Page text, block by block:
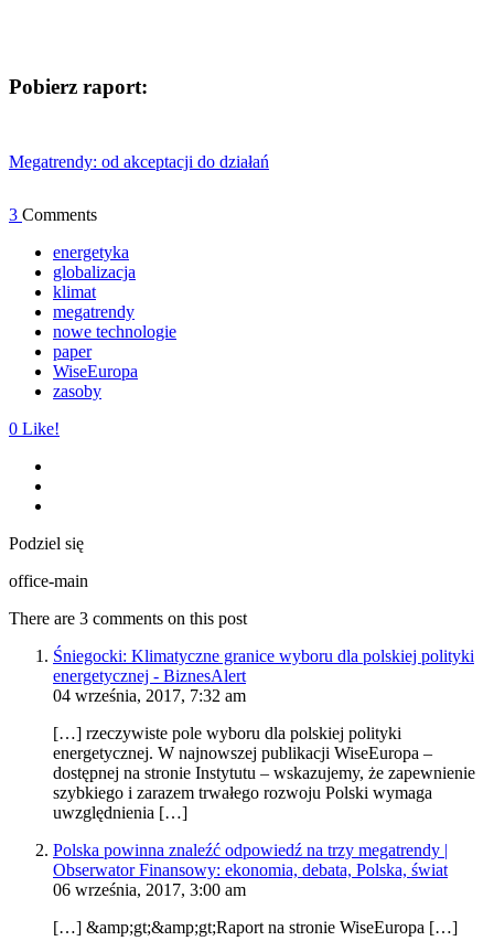
Pobierz raport:
Megatrendy: od akceptacji do działań
3 Comments
energetyka
globalizacja
klimat
megatrendy
nowe technologie
paper
WiseEuropa
zasoby
0 Like!
Podziel się
office-main
There are 3 comments on this post
Śniegocki: Klimatyczne granice wyboru dla polskiej polityki
energetycznej - BiznesAlert
04 września, 2017, 7:32 am
[…] rzeczywiste pole wyboru dla polskiej polityki
energetycznej. W najnowszej publikacji WiseEuropa –
dostępnej na stronie Instytutu – wskazujemy, że zapewnienie
szybkiego i zarazem trwałego rozwoju Polski wymaga
uwzględnienia […]
Polska powinna znaleźć odpowiedź na trzy megatrendy |
Obserwator Finansowy: ekonomia, debata, Polska, świat
06 września, 2017, 3:00 am
[…] &amp;gt;&amp;gt;Raport na stronie WiseEuropa […]